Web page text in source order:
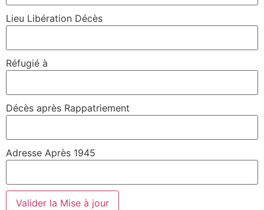
Lieu Libération Décès
Réfugié à
Décès après Rappatriement
Adresse Après 1945
Valider la Mise à jour